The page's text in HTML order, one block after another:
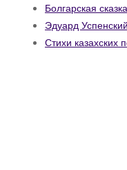
Болгарская
Эдуард
Стихи казахских